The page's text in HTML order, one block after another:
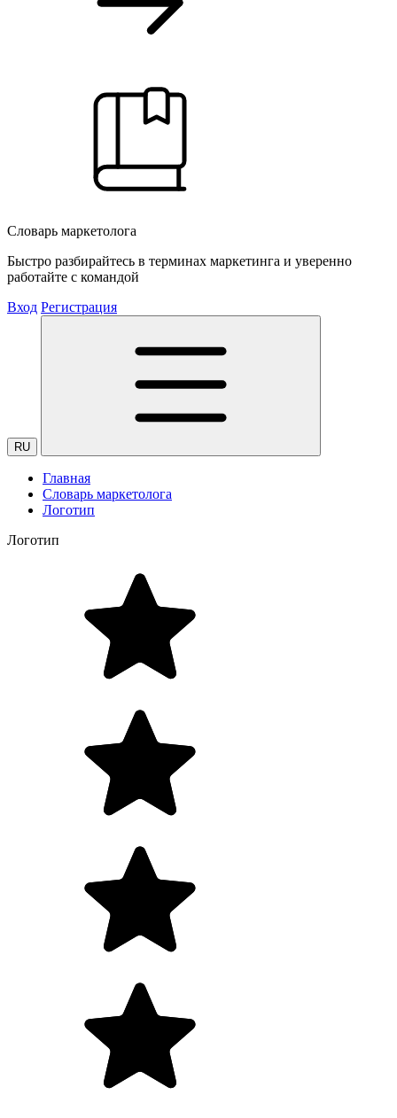
Словарь маркетолога
Быстро разбирайтесь в терминах маркетинга и уверенно
работайте с командой
Вход Регистрация
RU
Главная
Словарь маркетолога
Логотип
Логотип